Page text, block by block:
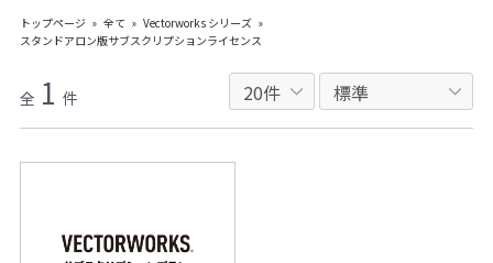
トップページ » 全て » Vectorworks シリーズ »
スタンドアロン版サブスクリプションライセンス
全 1 件